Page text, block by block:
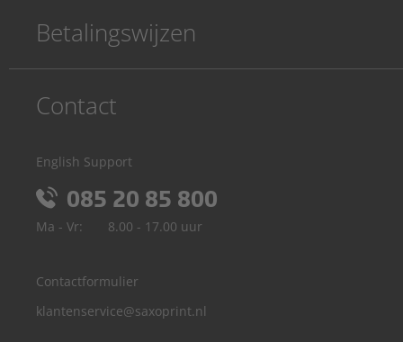
Betalingswijzen
Contact
English Support
085 20 85 800
Ma - Vr: 8.00 - 17.00 uur
Contactformulier
klantenservice@saxoprint.nl